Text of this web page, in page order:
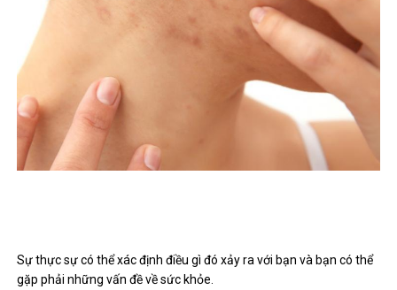
Sự thực sự có thể xác định điều gì đó xảy ra với bạn và bạn có thể
gặp phải những vấn đề về sức khỏe.